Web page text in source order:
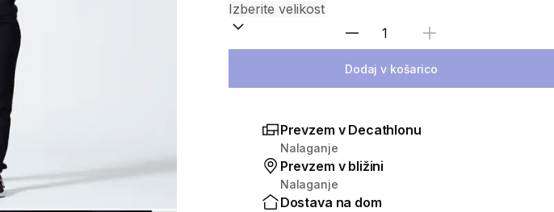
Izberite količino
Dodaj v košarico
Prevzem v Decathlonu
Nalaganje
Prevzem v bližini
Nalaganje
Dostava na dom